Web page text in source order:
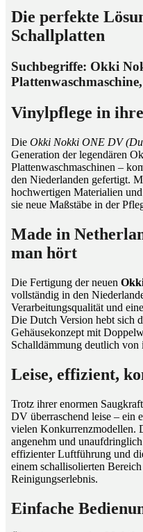
Die perfekte
Schallplatten
Suchbegriffe: Okki
Vinylpflege in
Die Okki Nokki ONE DV
Generation der legendären
Plattenwaschmaschinen –
den Niederlanden gefertigt.
hochwertigen Materialien
sie neue Maßstäbe in der
Made in
man hört
Die Fertigung der neuen
vollständig in den
Verarbeitungsqualität und
Die Dutch Version hebt sich
Gehäusekonzept mit
Schalldämmung deutlich von
Leise, effizient,
Trotz ihrer enormen
DV überraschend leise – ein
vielen Konkurrenzmodellen.
angenehm und
effizienter Luftführung und
einem schallisolierten
Reinigungserlebnis.
Einfache